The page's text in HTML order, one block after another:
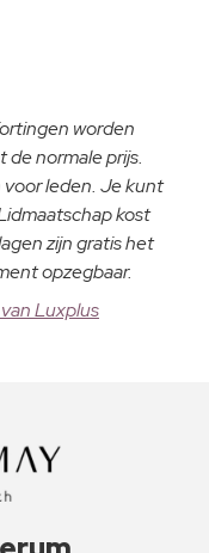
worden
normale prijs.
leden. Je kunt
kost
zijn gratis het
opzegbaar.
Luxplus